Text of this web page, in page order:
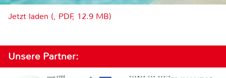
Jetzt laden (, PDF, 12.9 MB)
Unsere Partner: